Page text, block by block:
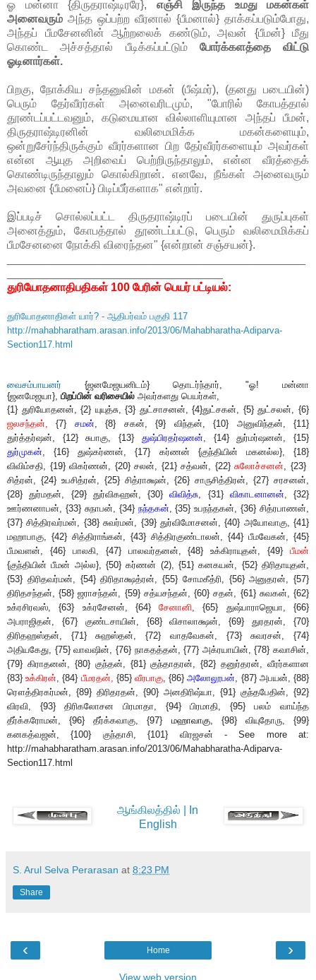
ஓ மன்னா {திருதராஷ்டிரரே}, எஞ்சி இருந்த உமது மகன்கள்
அனைவரும் அந்த ஒப்பற்ற வீரனால் {பீமனால்} தாக்கப்படும்போது,
அந்தப் பீமசேனனின் ஆற்றலைக் கண்டும், அவன் {பீமன்} மீது
கொண்ட அச்சத்தால் பீடிக்கப்பட்டும் போர்க்களத்தை விட்டு
ஓடினார்கள்.
பிறகு, நோக்கிய சந்தனுவின் மகன் (பீஷ்மர்), (தனது படையின்)
பெரும் தேர்வீரர்கள் அனைவரிடமும், "போரில் கோபத்தால்
தூண்டப்பட்டவனும், கடுமையான வில்லாளியுமான அந்தப் பீமன்,
திருதராஷ்டிரனின் வலிமைமிக்க மகன்களையும்,
ஒன்றுசேர்ந்திருக்கும் வீரர்களான பிற தேர்வீரர்களையும் அவர்கள்
என்ன ஆயுத அறிவைப் பெற்றிருந்தாலும், என்ன வீரத்தைக்
கொண்டிருந்தாலும் கொல்கிறான். எனவே, நீங்கள் அனைவரும்
அவனை {பீமனைப்} பிடிப்பீர்களாக" என்றார்.
இப்படிச் சொல்லப்பட்ட திருதராஷ்டிரப் படையின் துருப்புகள்
அனைத்தும், கோபத்தால் தூண்டப்பட்டு, பெரும் வலிமைமிக்கப்
பீமசேனனை நோக்கி விரைந்தன" {என்றான் சஞ்சயன்}.
துரியோதனாதிபதிகள் 100 பேரின் பெயர் பட்டியல்:
துரியோதனாதிகள் யார்? - ஆதிபர்வம் பகுதி 117
http://mahabharatham.arasan.info/2013/06/Mahabharatha-Adiparva-
Section117.html
வைசம்பாயனர் {ஜனமேஜயனிடம்} தொடர்ந்தார், "ஓ! மன்னா
{ஜனமேஜயா}, பிறப்பின் வரிசையில் அவர்களது பெயர்கள்,
{1} துரியோதனன், {2} யுயுத்சு, {3} துட்சாசனன், {4}துட்சகன், {5} துட்சலன், {6}
ஜலசந்தன், {7} சமன், {8} சகன், {9} விந்தன், {10} அனுவிந்தன், {11}
துர்த்தர்ஷன், {12} சுபாகு, {13} துஷ்பிரதர்ஷனன், {14} துர்மர்ஷனன், {15}
துர்முகன், {16} துஷ்கர்ணன், {17} கர்ணன் {குந்தியின் மகனல்ல}, {18}
விவிம்சதி, {19} விகர்ணன், {20} சலன், {21} சத்வன், {22}சுலோச்சனன், {23}
சித்ரன், {24} உபசித்ரன், {25} சித்ராக்ஷன், {26} சாருசித்திரன், {27} சரசனன்,
{28} துர்மதன், {29} துர்விகஹன், {30}விவித்சு, {31} விகாடனானன், {32}
ஊர்ணனாபன், {33} சுநாபன், {34} நந்தகன், {35} உபநந்தகன், {36} சித்ரபாணன்,
{37} சித்திரவர்மன், {38} சுவர்மன், {39} துர்விமோசனன், {40} அயோவாகு, {41}
மஹாபாகு, {42} சித்திராங்கன், {43} சித்திரகுண்டாலன், {44} பீமவேகன், {45}
பீமவளன், {46} பாலகி, {47} பாலவர்தனன், {48} உக்கிராயுதன், {49} பீமன்
{குந்தியின் பீமன் அல்ல}, {50} கர்ணன் (2), {51} கனகயன், {52} திரிதாயுதன்,
{53} திரிதவர்மன், {54} திரிதாக்ஷத்ரன், {55} சோமகீத்ரி, {56} அனுதரன், {57}
திரிதசந்தன், {58} ஜராசந்தன், {59} சத்யசந்தன், {60} சதன், {61} சுவகன், {62}
உக்ரசிரவஸ், {63} உக்ரசேனன், {64}சேனானி, {65} துஷ்பாராஜெயா, {66}
அபராஜிதன், {67} குண்டசாயின், {68} விசாலாக்ஷன், {69} துரதரன், {70}
திரிதஹஸ்தன், {71} சுஹஸ்தன், {72} வாதவேகன், {73} சுவரசன், {74}
அதியகேது, {75} வாவஷின், {76} நாகதத்தன், {77} அக்ரயாயின், {78} கவாசின்,
{79} கிராதனன், {80} குந்தன், {81} குந்தாதரன், {82} தனுர்தரன், வீரர்களான
{83}உக்கிரன், {84} பீமரதன், {85}வீரபாகு, {86}அலோலூபன், {87} அபயன், {88}
ரௌத்திரகர்மன், {89} திரிதரதன், {90} அனதிரிஷ்யா, {91} குந்தபேதின், {92}
விரவி, {93} திரிகலோசன பிரமாதா, {94} பிரமாதி, {95} பலம் வாய்ந்த
தீர்க்கரோமன், {96} தீர்க்கவாகு, {97} மஹாவாகு, {98} வியுதோரு, {99}
கனகத்வஜன், {100} குந்தாசி, {101} விரஜசன் - See more at:
http://mahabharatham.arasan.info/2013/06/Mahabharatha-Adiparva-
Section117.html
ஆங்கிலத்தில் | In
English
S. Arul Selva Perarasan at 8:23 PM
Share
‹ ›
Home
View web version